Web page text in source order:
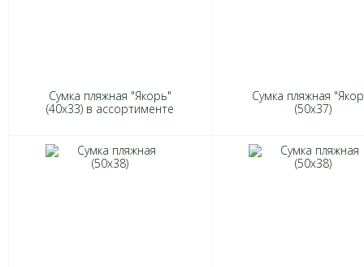
Сумка пляжная "Якорь"
(40х33) в ассортименте
Сумка пляжная
(50х37)